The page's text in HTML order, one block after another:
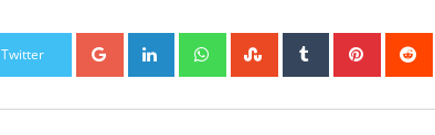
Twitter Google+ LinkedIn WhatsappStumbleUpon
Tumblr Pinterest